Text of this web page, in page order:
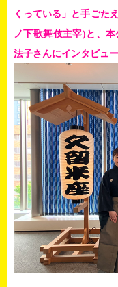
くっている」と手ごた
ノ下歌舞伎主宰)と、
法子さんにインタビュー